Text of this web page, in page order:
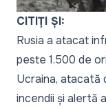
CITIȚI ȘI:
Rusia a atacat
peste 1.500 de
Ucraina, atacată
incendii și alertă